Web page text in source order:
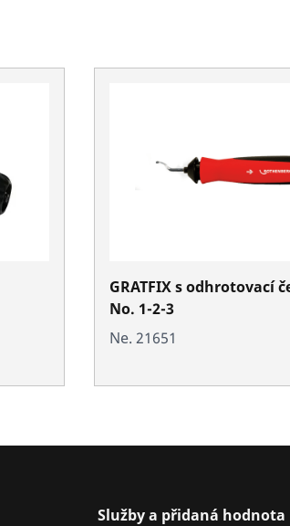
GRATFIX s odhrotovací
No. 1-2-3
Ne. 21651
Služby a přidaná hodnota